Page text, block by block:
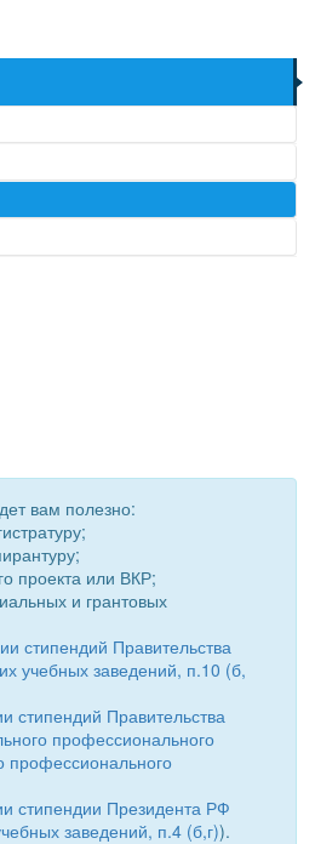
вам полезно:
проекта или ВКР;
и грантовых
стипендий Правительства
учебных заведений, п.10 (б,
стипендий Правительства
профессионального
профессионального
стипендии Президента РФ
заведений, п.4 (б,г)).